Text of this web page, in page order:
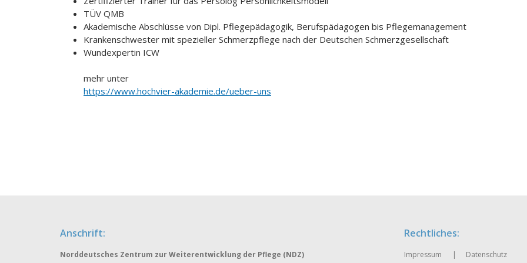
TÜV QMB
Akademische Abschlüsse von Dipl. Pflegepädagogik, Berufspädagogen bis Pflegemanagement
Krankenschwester mit spezieller Schmerzpflege nach der Deutschen Schmerzgesellschaft
Wundexpertin ICW
mehr unter
https://www.hochvier-akademie.de/ueber-uns
Anschrift:
Norddeutsches Zentrum zur Weiterentwicklung der Pflege (NDZ)
Rechtliches:
Impressum Datenschutz